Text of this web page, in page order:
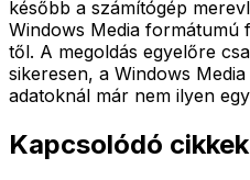
később a számítógép
Windows Media formátumú
től. A megoldás egyelőre
sikeresen, a Windows
adatoknál már nem ilyen
Kapcsolódó